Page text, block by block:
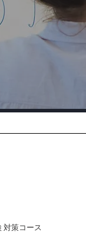
対策コース